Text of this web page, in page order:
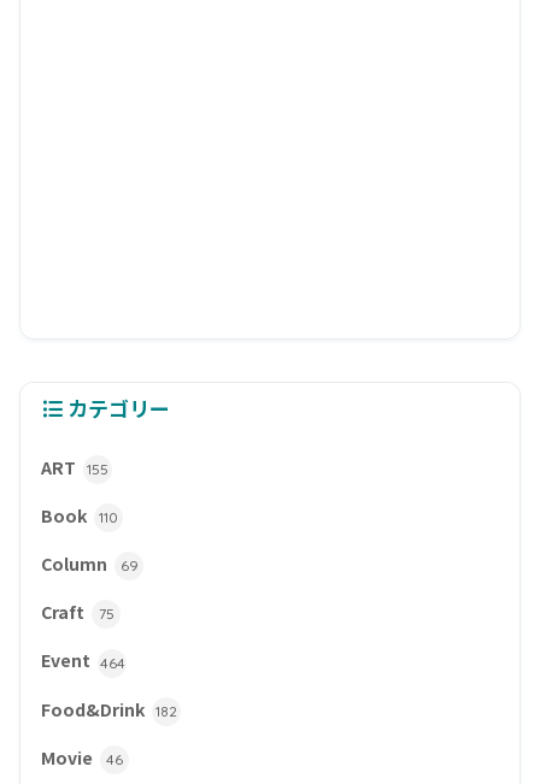
カテゴリー
ART 155
Book 110
Column 69
Craft 75
Event 464
Food&Drink 182
Movie 46